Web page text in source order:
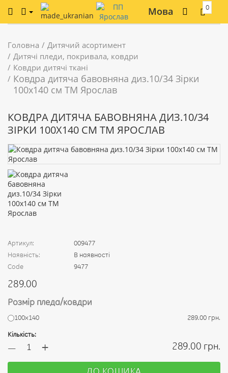
Мова 0
Головна
Дитячий асортимент
Дитячі пледи, покривала, ковдри
Ковдри дитячі ткані
Ковдра дитяча бавовняна диз.10/34 Зірки
100х140 см ТМ Ярослав
КОВДРА ДИТЯЧА БАВОВНЯНА ДИЗ.10/34
ЗІРКИ 100Х140 СМ ТМ ЯРОСЛАВ
Артикул:
009477
Наявність:
В наявності
Code
9477
289.00
Розмір пледа/ковдри
100х140 289.00 грн.
Кількість:
— + 289.00 грн.